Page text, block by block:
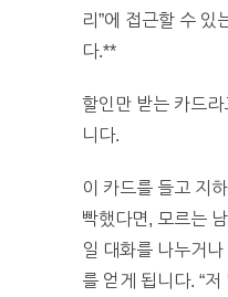
리”에 접근할 수 있
다.**
할인만 받는 카드
니다.
이 카드를 들고 지
빡했다면, 모르는
일 대화를 나누거
를 얻게 됩니다. “